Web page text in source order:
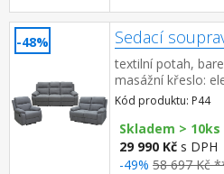
-48% Sedací
textilní potah,
masážní křeslo:
masážních
nastavení oblasti
Kód produktu: P44
Skladem > 10ks
29 990 Kč s DPH
-49% 58 697 Kč